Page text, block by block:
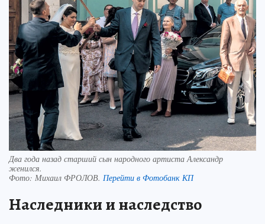
Два года назад старший сын народного артиста Александр
женился.
Фото: Михаил ФРОЛОВ. Перейти в Фотобанк КП
Наследники и наследство